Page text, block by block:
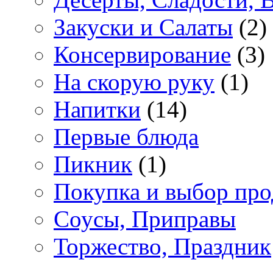
Закуски и Салаты (2)
Консервирование (3)
На скорую руку (1)
Напитки (14)
Первые блюда
Пикник (1)
Покупка и выбор
Соусы, Приправы
Торжество, Праздник